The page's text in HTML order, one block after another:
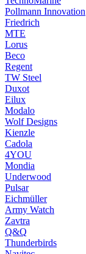
Pollmann Innovation
Friedrich
MTE
Lorus
Beco
Regent
TW Steel
Duxot
Eilux
Modalo
Wolf Designs
Kienzle
Cadola
4YOU
Mondia
Underwood
Pulsar
Eichmüller
Army Watch
Zavtra
Q&Q
Thunderbirds